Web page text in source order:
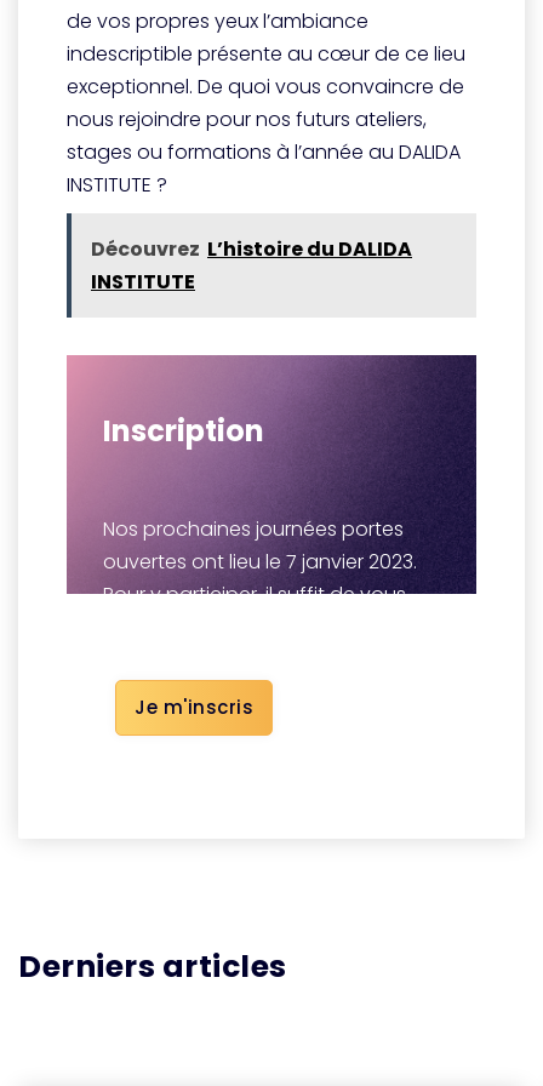
de vos propres yeux l’ambiance
indescriptible présente au cœur de ce lieu
exceptionnel. De quoi vous convaincre de
nous rejoindre pour nos futurs ateliers,
stages ou formations à l’année au DALIDA
INSTITUTE ?
Découvrez L’histoire du DALIDA
INSTITUTE
Inscription
Nos prochaines journées portes
ouvertes ont lieu le 7 janvier 2023.
Pour y participer, il suffit de vous
Je m'inscris
Derniers articles